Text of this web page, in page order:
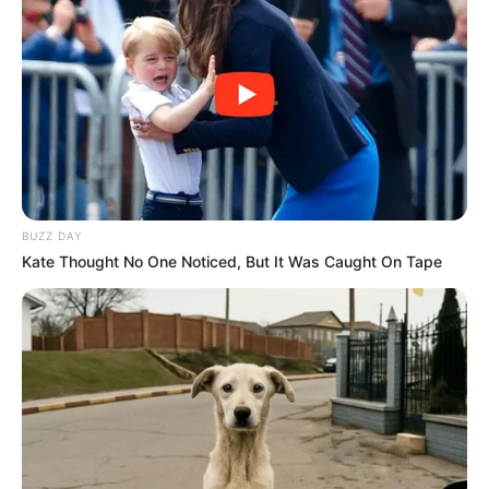
programa.
Participe do nosso grupo do
WhatsApp!
Fique informado em tempo real sobre as principais
notícias de Paraguaçu Paulista e região
BUZZ DAY
Kate Thought No One Noticed, But It Was Caught On Tape